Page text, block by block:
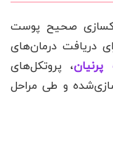
صحیح پوست
دریافت درمان‌های
پرنیان، پروتکل‌های
و طی مراحل